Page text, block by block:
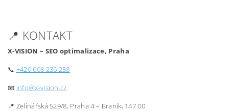
📍 KONTAKT
X-VISION – SEO optimalizace, Praha
📞 +420 608 236 258
📧 info@x-vision.cz
📍 Zelinářská 529/8, Praha 4 – Braník, 147 00